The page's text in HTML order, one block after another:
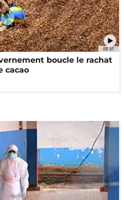
00:51
boucle le rachat
cacao